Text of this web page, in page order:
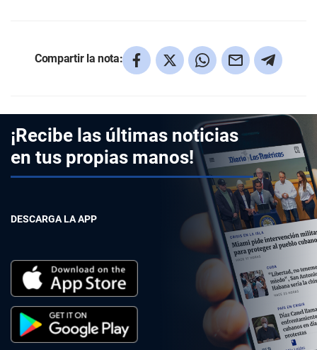
Compartir la nota:
¡Recibe las últimas noticias
en tus propias manos!
DESCARGA LA APP